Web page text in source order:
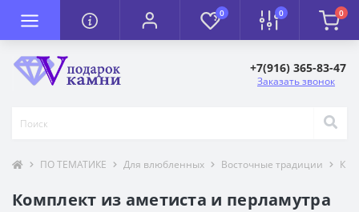
0 0 0
+7(916) 365-83-47
Заказать звонок
ПО ТЕМАТИКЕ Для влюбленных Восточные традиции К
Комплект из аметиста и перламутра